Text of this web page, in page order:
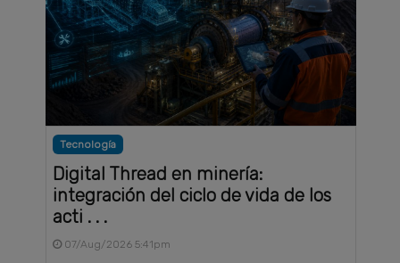
Tecnología
Digital Thread en minería:
integración del ciclo de vida de los
acti . . .
07/Aug/2026 5:41pm